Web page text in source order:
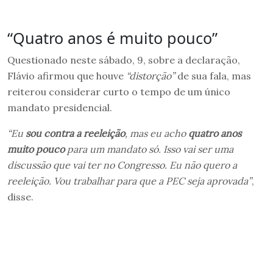
“Quatro anos é muito pouco”
Questionado neste sábado, 9, sobre a declaração,
Flávio afirmou que houve “distorção”de sua fala, mas
reiterou considerar curto o tempo de um único
mandato presidencial.
“Eu sou contra a reeleição, mas eu acho quatro anos
muito poucopara um mandato só. Isso vai ser uma
discussão que vai ter no Congresso. Eu não quero a
reeleição. Vou trabalhar para que a PEC seja aprovada”,
disse.